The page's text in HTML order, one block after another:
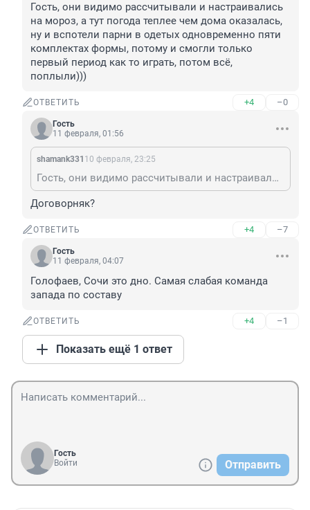
Гость, они видимо рассчитывали и настраивались
на мороз, а тут погода теплее чем дома оказалась,
ну и вспотели парни в одетых одновременно пяти
комплектах формы, потому и смогли только
первый период как то играть, потом всё,
поплыли)))
ОТВЕТИТЬ +4 –0
Гость
11 февраля, 01:56
shamank331 10 февраля, 23:25
Гость, они видимо рассчитывали и настраивались на мороз, а тут погода теплее чем дома оказалась, ну и вспотели парни в одетых одновременно пяти комплектах формы, потому и смогли только первый период как то играть, потом всё, поплыли)))
Договорняк?
ОТВЕТИТЬ +4 –7
Гость
11 февраля, 04:07
Голофаев, Сочи это дно. Самая слабая команда
запада по составу
ОТВЕТИТЬ +4 –1
Показать ещё 1 ответ
Гость
Войти
Отправить